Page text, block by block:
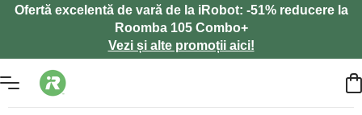
Ofertă excelentă de vară de la iRobot: -51% reducere la
Roomba 105 Combo+
Vezi și alte promoții aici!